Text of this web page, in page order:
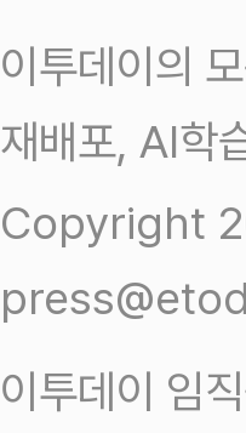
이투데이의
재배포, AI학
Copyright
이투데이 임